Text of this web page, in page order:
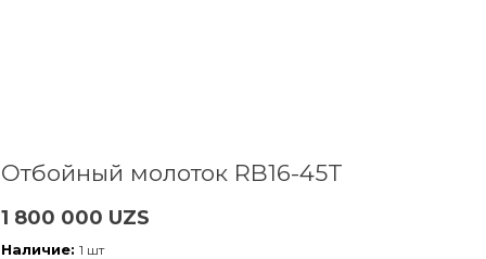
Отбойный молоток RB16-45T
1 800 000 UZS
Наличие: 1 шт